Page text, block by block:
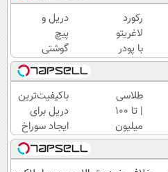
رکورد
لاغریتو
با پودر
جلبک
بزن🔥
(خرید با
تخفیف)
دریل و
پیچ
گوشتی
همه‌کاره
با
گیربکس
هوشمند
⚙️
(نصف
قیمت
طلاسی
| تا 100
میلیون
وام
آنی
باکیفیت‌ترین
دریل برای
ایجاد سوراخ
😱